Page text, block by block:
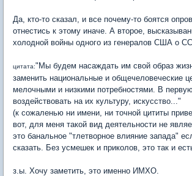
Да, кто-то сказал, и все почему-то боятся
отнестись к этому иначе. А второе,
холодной войны одного из генералов США о
цитата:"Мы будем насаждать им свой образ
заменить национальные и общечеловеческие
мелочными и низкими потребностями. В
воздействовать на их культуру, искусство..."
(к сожаленью ни имени, ни точной цититы
вот, для меня такой вид деятельности не
это банальное "тлетворное влияние запада"
сказать. Без усмешек и приколов, это так и
з.ы. Хочу заметить, это именно ИМХО.